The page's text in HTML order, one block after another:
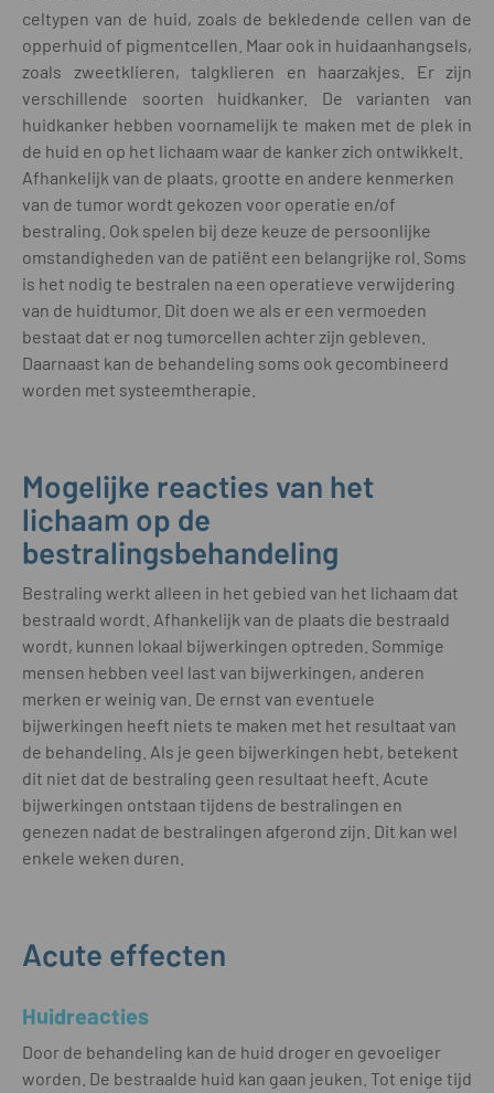
celtypen van de huid, zoals de bekledende cellen van de
opperhuid of pigmentcellen. Maar ook in huidaanhangsels,
zoals zweetklieren, talgklieren en haarzakjes. Er zijn
verschillende soorten huidkanker. De varianten van
huidkanker hebben voornamelijk te maken met de plek in
de huid en op het lichaam waar de kanker zich ontwikkelt.
Afhankelijk van de plaats, grootte en andere kenmerken
van de tumor wordt gekozen voor operatie en/of
bestraling. Ook spelen bij deze keuze de persoonlijke
omstandigheden van de patiënt een belangrijke rol. Soms
is het nodig te bestralen na een operatieve verwijdering
van de huidtumor. Dit doen we als er een vermoeden
bestaat dat er nog tumorcellen achter zijn gebleven.
Daarnaast kan de behandeling soms ook gecombineerd
worden met systeemtherapie.
Mogelijke reacties van het
lichaam op de
bestralingsbehandeling
Bestraling werkt alleen in het gebied van het lichaam dat
bestraald wordt. Afhankelijk van de plaats die bestraald
wordt, kunnen lokaal bijwerkingen optreden. Sommige
mensen hebben veel last van bijwerkingen, anderen
merken er weinig van. De ernst van eventuele
bijwerkingen heeft niets te maken met het resultaat van
de behandeling. Als je geen bijwerkingen hebt, betekent
dit niet dat de bestraling geen resultaat heeft. Acute
bijwerkingen ontstaan tijdens de bestralingen en
genezen nadat de bestralingen afgerond zijn. Dit kan wel
enkele weken duren.
Acute effecten
Huidreacties
Door de behandeling kan de huid droger en gevoeliger
worden. De bestraalde huid kan gaan jeuken. Tot enige tijd